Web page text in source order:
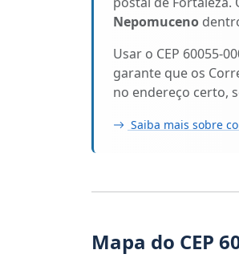
Nepomuceno
Usar o CEP 60055-
garante que os
no endereço certo,
Saiba mais sobre
Mapa do CEP